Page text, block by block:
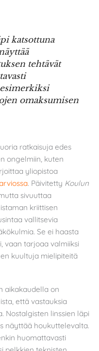
katsottuna
tehtävät
omaksumisen
ratkaisuja edes
ongelmiin, kuten
yliopistoa
. Päivitetty Koulun
sivuuttaa
kriittisen
vallitsevia
Se ei haasta
vaan tarjoaa valmiiksi
kuultuja mielipiteitä
aikakaudella on
että vastauksia
Nostalgisten linssien läpi
näyttää houkuttelevalta.
huomattavasti